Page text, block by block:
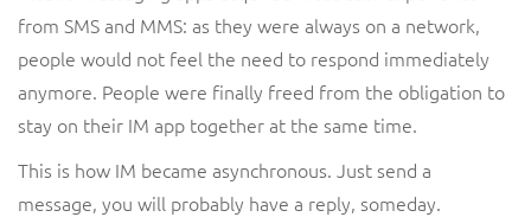
from SMS and MMS: as they were always on a network,
people would not feel the need to respond immediately
anymore. People were finally freed from the obligation to
stay on their IM app together at the same time.
This is how IM became asynchronous. Just send a
message, you will probably have a reply, someday.